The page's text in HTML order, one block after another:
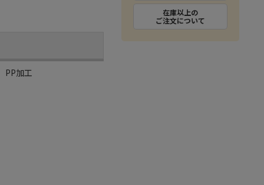
PP加工
在庫以上の
ご注文について